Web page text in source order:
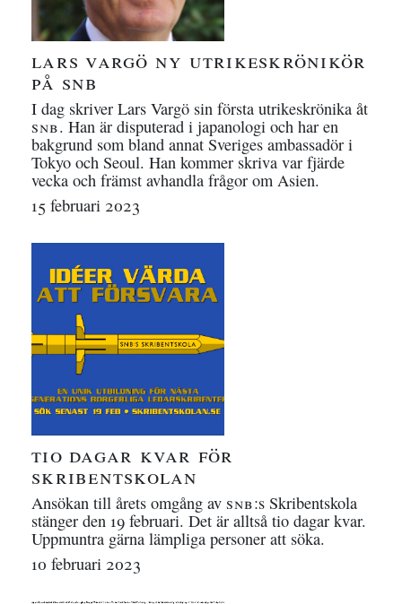
lars vargö ny utrikeskrönikör
på snb
I dag skriver Lars Vargö sin första utrikeskrönika åt
snb. Han är disputerad i japanologi och har en
bakgrund som bland annat Sveriges ambassadör i
Tokyo och Seoul. Han kommer skriva var fjärde
vecka och främst avhandla frågor om Asien.
15 februari 2023
tio dagar kvar för
skribentskolan
Ansökan till årets omgång av snb:s Skribentskola
stänger den 19 februari. Det är alltså tio dagar kvar.
Uppmuntra gärna lämpliga personer att söka.
10 februari 2023